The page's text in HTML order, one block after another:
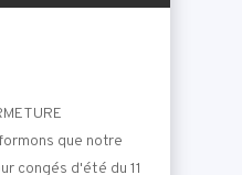
que notre
congés d'été du 11